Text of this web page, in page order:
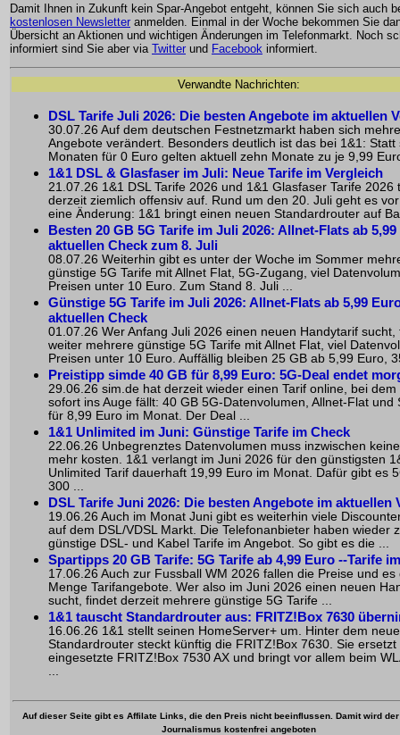
Damit Ihnen in Zukunft kein Spar-Angebot entgeht, können Sie sich auch
kostenlosen Newsletter anmelden. Einmal in der Woche bekommen Sie
Übersicht an Aktionen und wichtigen Änderungen im Telefonmarkt. Noch
informiert sind Sie aber via Twitter und Facebook informiert.
Verwandte Nachrichten:
DSL Tarife Juli 2026: Die besten Angebote im aktuellen
30.07.26 Auf dem deutschen Festnetzmarkt haben sich
Angebote verändert. Besonders deutlich ist das bei 1&1: Statt
Monaten für 0 Euro gelten aktuell zehn Monate zu je 9,99
1&1 DSL & Glasfaser im Juli: Neue Tarife im Vergleich
21.07.26 1&1 DSL Tarife 2026 und 1&1 Glasfaser Tarife 2026
derzeit ziemlich offensiv auf. Rund um den 20. Juli geht es
eine Änderung: 1&1 bringt einen neuen Standardrouter auf
Besten 20 GB 5G Tarife im Juli 2026: Allnet-Flats ab
aktuellen Check zum 8. Juli
08.07.26 Weiterhin gibt es unter der Woche im Sommer
günstige 5G Tarife mit Allnet Flat, 5G-Zugang, viel
Preisen unter 10 Euro. Zum Stand 8. Juli ...
Günstige 5G Tarife im Juli 2026: Allnet-Flats ab 5,99
aktuellen Check
01.07.26 Wer Anfang Juli 2026 einen neuen Handytarif sucht,
weiter mehrere günstige 5G Tarife mit Allnet Flat, viel
Preisen unter 10 Euro. Auffällig bleiben 25 GB ab 5,99 Euro,
Preistipp simde 40 GB für 8,99 Euro: 5G-Deal endet
29.06.26 sim.de hat derzeit wieder einen Tarif online, bei dem
sofort ins Auge fällt: 40 GB 5G-Datenvolumen, Allnet-Flat und
für 8,99 Euro im Monat. Der Deal ...
1&1 Unlimited im Juni: Günstige Tarife im Check
22.06.26 Unbegrenztes Datenvolumen muss inzwischen
mehr kosten. 1&1 verlangt im Juni 2026 für den günstigsten
Unlimited Tarif dauerhaft 19,99 Euro im Monat. Dafür gibt es
300 ...
DSL Tarife Juni 2026: Die besten Angebote im aktuellen
19.06.26 Auch im Monat Juni gibt es weiterhin viele
auf dem DSL/VDSL Markt. Die Telefonanbieter haben wieder
günstige DSL- und Kabel Tarife im Angebot. So gibt es die ...
Spartipps 20 GB Tarife: 5G Tarife ab 4,99 Euro --Tarife
17.06.26 Auch zur Fussball WM 2026 fallen die Preise und es
Menge Tarifangebote. Wer also im Juni 2026 einen neuen
sucht, findet derzeit mehrere günstige 5G Tarife ...
1&1 tauscht Standardrouter aus: FRITZ!Box 7630
16.06.26 1&1 stellt seinen HomeServer+ um. Hinter dem
Standardrouter steckt künftig die FRITZ!Box 7630. Sie ersetzt
eingesetzte FRITZ!Box 7530 AX und bringt vor allem beim
Auf dieser Seite gibt es Affilate Links, die den Preis nicht beeinflussen. Damit wird
Journalismus kostenfrei angeboten